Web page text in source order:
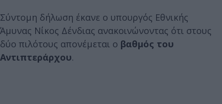
Σύντομη δήλωση έκανε ο υπουργός Εθνικής
Άμυνας Νίκος Δένδιας ανακοινώνοντας ότι στους
δύο πιλότους απονέμεται ο βαθμός του
Αντιπτεράρχου.